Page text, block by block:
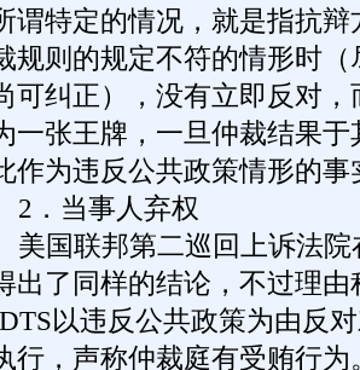
谓特定的情况，就是指抗
规则的规定不符的情形时
可纠正），没有立即反对
一张王牌，一旦仲裁结果
作为违反公共政策情形的事
2．当事人弃权
美国联邦第二巡回上诉法院
出了同样的结论，不过理
以违反公共政策为由反
行，声称仲裁庭有受贿行